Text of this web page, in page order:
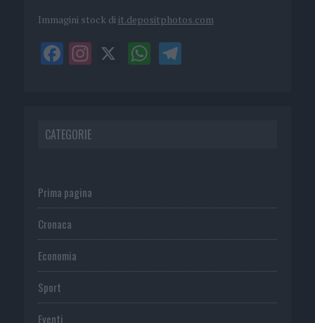
Immagini stock di it.depositphotos.com
CATEGORIE
Prima pagina
Cronaca
Economia
Sport
Eventi